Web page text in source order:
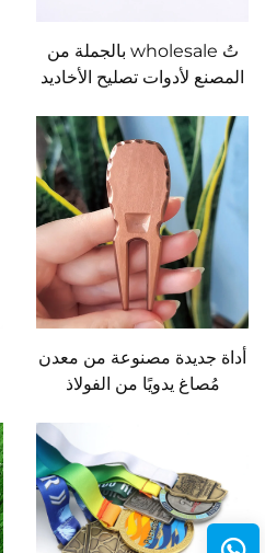
تُ wholesale بالجملة من
المصنع لأدوات تصليح الأخاديد
وأداة لتصليح الأخاديد مع علامة
تجارية مخصصة وعلامة لتحديد
أداة جديدة مصنوعة من معدن
مُصاغ يدويًا من الفولاذ
الملاعب، مخصصة من
النحاس والبرونز